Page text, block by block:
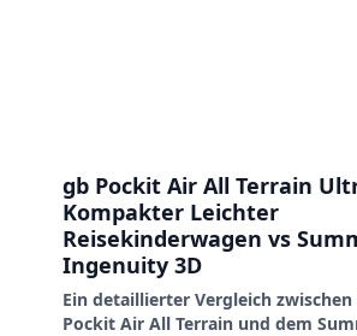
gb Pockit Air All Terrain
Kompakter Leichter
Reisekinderwagen vs
Ingenuity 3D
Ein detaillierter Vergleich
Pockit Air All Terrain und dem